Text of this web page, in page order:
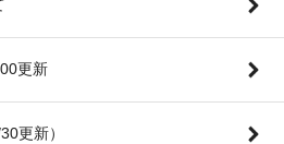
更新
更新）